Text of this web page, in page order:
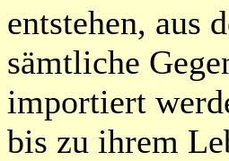
entstehen, aus
sämtliche
importiert
bis zu ihrem